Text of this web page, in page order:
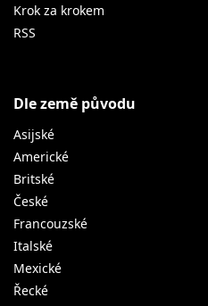
Krok za krokem
RSS
Dle země původu
Asijské
Americké
Britské
České
Francouzské
Italské
Mexické
Řecké